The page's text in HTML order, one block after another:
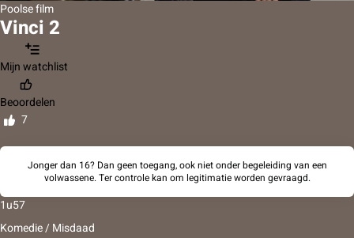
Poolse film
Vinci 2
Mijn watchlist
Beoordelen
7
Jonger dan 16? Dan geen toegang, ook niet onder begeleiding van een
volwassene. Ter controle kan om legitimatie worden gevraagd.
1u57
Komedie / Misdaad